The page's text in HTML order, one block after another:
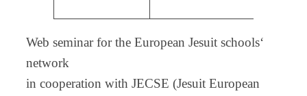
Web seminar for the European Jesuit schools‘
network
in cooperation with JECSE (Jesuit European